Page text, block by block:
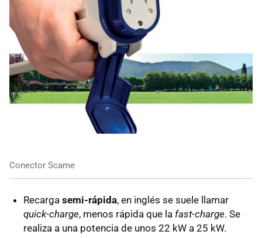
Conector Scame
Recarga semi-rápida, en inglés se suele llamar
quick-charge, menos rápida que la fast-charge. Se
realiza a una potencia de unos 22 kW a 25 kW.